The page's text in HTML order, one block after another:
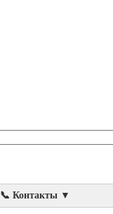
📞 Контакты ▼